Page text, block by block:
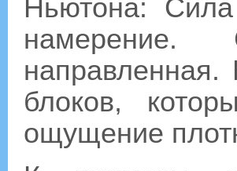
Ньютона:
блоков,
ощущение